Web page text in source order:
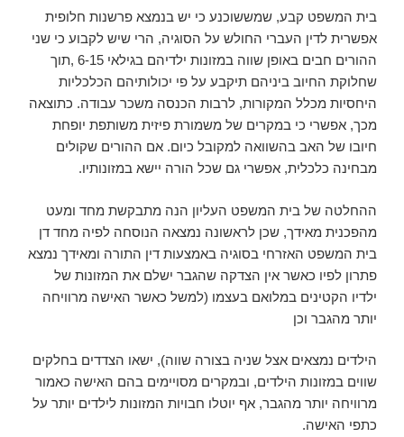
בית המשפט קבע, שמששוכנע כי יש בנמצא פרשנות חלופית
אפשרית לדין העברי החולש על הסוגיה, הרי שיש לקבוע כי שני
ההורים חבים באופן שווה במזונות ילדיהם בגילאי 6-15 ,תוך
שחלוקת החיוב ביניהם תיקבע על פי יכולותיהם הכלכליות
היחסיות מכלל המקורות, לרבות הכנסה משכר עבודה. כתוצאה
מכך, אפשרי כי במקרים של משמורת פיזית משותפת יופחת
חיובו של האב בהשוואה למקובל כיום. אם ההורים שקולים
מבחינה כלכלית, אפשרי גם שכל הורה יישא במזונותיו.
ההחלטה של בית המשפט העליון הנה מתבקשת מחד ומעט
מהפכנית מאידך, שכן לראשונה נמצאה הנוסחה לפיה מחד דן
בית המשפט האזרחי בסוגיה באמצעות דין התורה ומאידך נמצא
פתרון לפיו כאשר אין הצדקה שהגבר ישלם את המזונות של
ילדיו הקטינים במלואם בעצמו (למשל כאשר האישה מרוויחה
יותר מהגבר וכן
הילדים נמצאים אצל שניה בצורה שווה), ישאו הצדדים בחלקים
שווים במזונות הילדים, ובמקרים מסויימים בהם האישה כאמור
מרוויחה יותר מהגבר, אף יוטלו חבויות המזונות לילדים יותר על
כתפי האישה.